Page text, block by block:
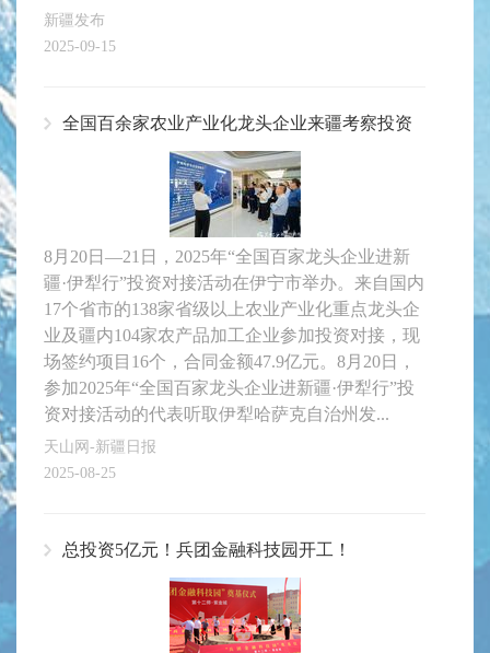
新疆发布
2025-09-15
全国百余家农业产业化龙头企业来疆考察投资
8月20日—21日，2025年“全国百家龙头企业进新
疆·伊犁行”投资对接活动在伊宁市举办。来自国内
17个省市的138家省级以上农业产业化重点龙头企
业及疆内104家农产品加工企业参加投资对接，现
场签约项目16个，合同金额47.9亿元。8月20日，
参加2025年“全国百家龙头企业进新疆·伊犁行”投
资对接活动的代表听取伊犁哈萨克自治州发...
天山网-新疆日报
2025-08-25
总投资5亿元！兵团金融科技园开工！